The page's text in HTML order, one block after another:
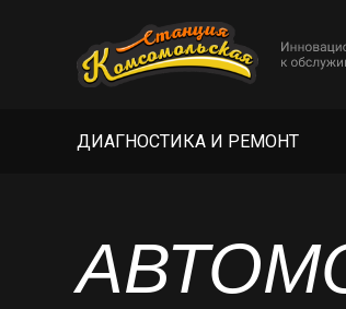
ДИАГНОСТИКА И РЕМОНТ